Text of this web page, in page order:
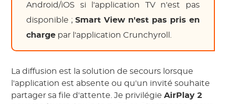
Android/iOS si l'application TV n'est pas
disponible ;Smart View n'est pas pris en
charge par l'application Crunchyroll.
La diffusion est la solution de secours lorsque
l'application est absente ou qu'un invité souhaite
partager sa file d'attente. Je privilégieAirPlay 2